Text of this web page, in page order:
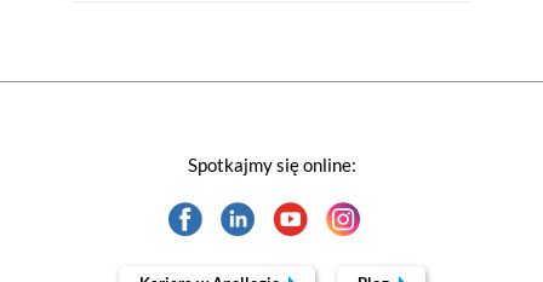
Spotkajmy się online: